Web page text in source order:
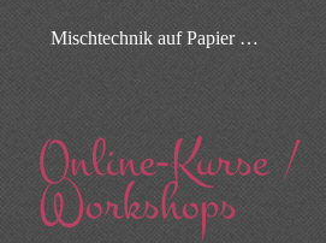
Mischtechnik auf Papier …
Online-Kurse /
Workshops